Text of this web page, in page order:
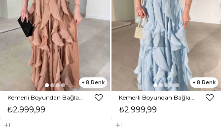
8
Kemerli Boyundan Bağlamalı Maxi Vizon Preston Kadın Elbise 26Y211
₺2.999,99
1
8
Kemerli Boyundan Bağlamalı Maxi Mavi Preston Kadın Elbise 26Y211
₺2.999,99
1